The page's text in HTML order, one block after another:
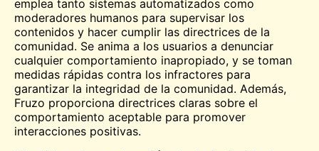
emplea tanto sistemas automatizados como
moderadores humanos para supervisar los
contenidos y hacer cumplir las directrices de la
comunidad. Se anima a los usuarios a denunciar
cualquier comportamiento inapropiado, y se toman
medidas rápidas contra los infractores para
garantizar la integridad de la comunidad. Además,
Fruzo proporciona directrices claras sobre el
comportamiento aceptable para promover
interacciones positivas.